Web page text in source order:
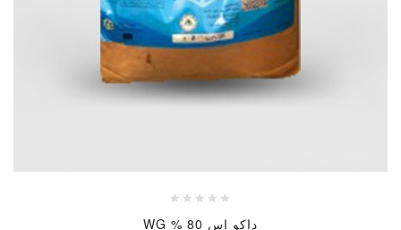
داكو اس 80 % WG